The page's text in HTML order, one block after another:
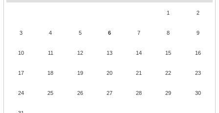
1 2
3 4 5 6 7 8 9
10 11 12 13 14 15 16
17 18 19 20 21 22 23
24 25 26 27 28 29 30